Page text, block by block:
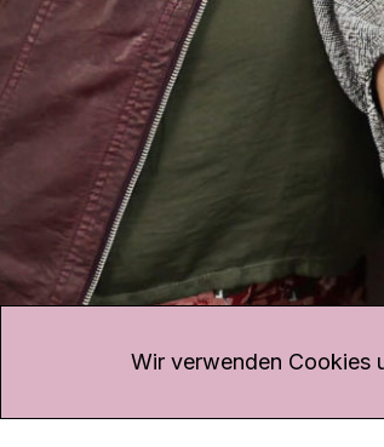
KONTAKT
Rohrerstrasse 20
Tel.062 834 90 81
Wir verwenden Cookies